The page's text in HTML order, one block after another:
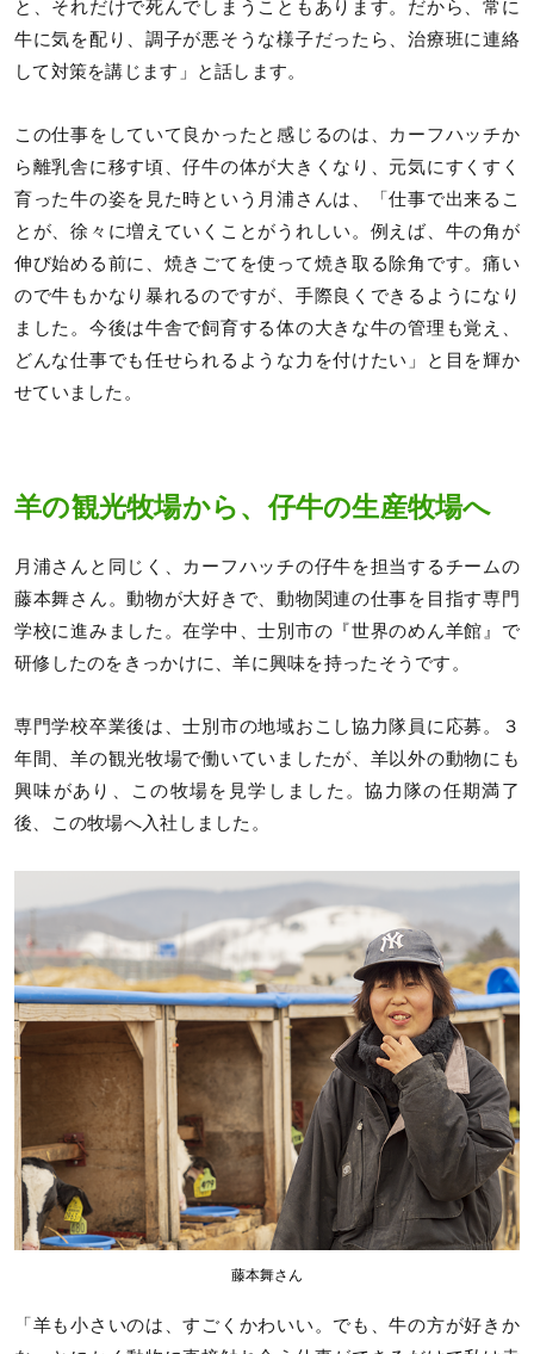
と、それだけで死んでしまうこともあります。だから、常に
牛に気を配り、調子が悪そうな様子だったら、治療班に連絡
して対策を講じます」と話します。
この仕事をしていて良かったと感じるのは、カーフハッチか
ら離乳舎に移す頃、仔牛の体が大きくなり、元気にすくすく
育った牛の姿を見た時という月浦さんは、「仕事で出来るこ
とが、徐々に増えていくことがうれしい。例えば、牛の角が
伸び始める前に、焼きごてを使って焼き取る除角です。痛い
ので牛もかなり暴れるのですが、手際良くできるようになり
ました。今後は牛舎で飼育する体の大きな牛の管理も覚え、
どんな仕事でも任せられるような力を付けたい」と目を輝か
せていました。
羊の観光牧場から、仔牛の生産牧場へ
月浦さんと同じく、カーフハッチの仔牛を担当するチームの
藤本舞さん。動物が大好きで、動物関連の仕事を目指す専門
学校に進みました。在学中、士別市の『世界のめん羊館』で
研修したのをきっかけに、羊に興味を持ったそうです。
専門学校卒業後は、士別市の地域おこし協力隊員に応募。３
年間、羊の観光牧場で働いていましたが、羊以外の動物にも
興味があり、この牧場を見学しました。協力隊の任期満了
後、この牧場へ入社しました。
藤本舞さん
「羊も小さいのは、すごくかわいい。でも、牛の方が好きか